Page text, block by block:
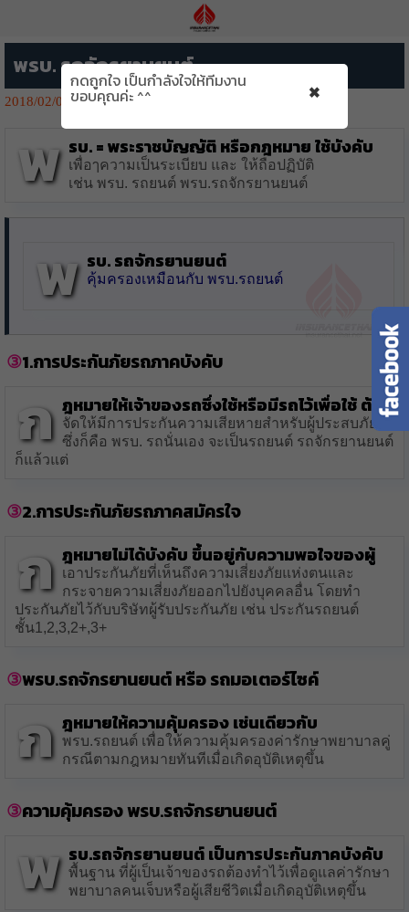
พรบ. รถจักรยานยนต์
2018/02/021387👁️‍🗨️
พ รบ. = พระราชบัญญัติ หรือกฎหมาย ใช้บังคับ
เพื่อๅความเป็นระเบียบ และ ให้ถือปฏิบัติ
เช่น พรบ. รถยนต์ พรบ.รถจักรยานยนต์
พ รบ. รถจักรยานยนต์
คุ้มครองเหมือนกับ พรบ.รถยนต์
1.การประกันภัยรถภาคบังคับ
ก ฎหมายให้เจ้าของรถซึ่งใช้หรือมีรถไว้เพื่อใช้ ต้อง
จัดให้มีการประกันความเสียหายสำหรับผู้ประสบภัย
ซึ่งก็คือ พรบ. รถนั่นเอง จะเป็นรถยนต์ รถจักรยานยนต์
ก็แล้วแต่
2.การประกันภัยรถภาคสมัครใจ
ก ฎหมายไม่ได้บังคับ ขึ้นอยู่กับความพอใจของผู้
เอาประกันภัยที่เห็นถึงความเสี่ยงภัยแห่งตนและ
กระจายความเสี่ยงภัยออกไปยังบุคคลอื่น โดยทำ
ประกันภัยไว้กับบริษัทผู้รับประกันภัย เช่น ประกันรถยนต์
ชั้น1,2,3,2+,3+
พรบ.รถจักรยานยนต์ หรือ รถมอเตอร์ไซค์
ก ฎหมายให้ความคุ้มครอง เช่นเดียวกับ
พรบ.รถยนต์ เพื่อให้ความคุ้มครองค่ารักษาพยาบาลคู่
กรณีตามกฎหมายทันทีเมื่อเกิดอุบัติเหตุขึ้น
ความคุ้มครอง พรบ.รถจักรยานยนต์
พ รบ.รถจักรยานยนต์ เป็นการประกันภาคบังคับ
พื้นฐาน ที่ผู้เป็นเจ้าของรถต้องทำไว้เพื่อดูแลค่ารักษา
พยาบาลคนเจ็บหรือผู้เสียชีวิตเมื่อเกิดอุบัติเหตุขึ้น
กดถูกใจ เป็นกำลังใจให้ทีมงาน
ขอบคุณค่ะ ^^ ×